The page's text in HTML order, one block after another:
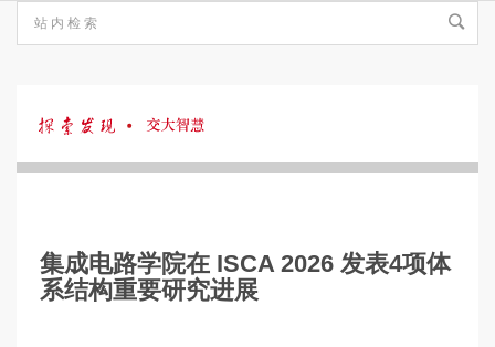
探
发
集成电路学院在 ISCA 2026 发表4项体
系结构重要研究进展